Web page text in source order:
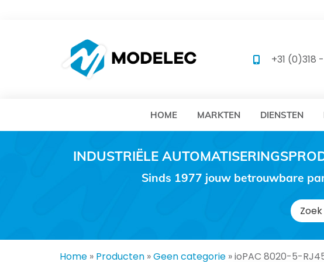
MODELEC+31 (0)318
HOME MARKTEN DIENSTEN
INDUSTRIËLE
Sinds 1977 jouw betrouwbare
Zoeken
naar:
Home » Producten »Geen categorie »ioPAC 8020-5-